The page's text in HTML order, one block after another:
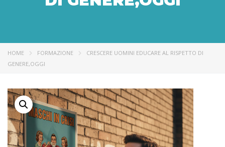
HOME FORMAZIONE
CRESCERE UOMINI EDUCARE AL RISPETTO DI
GENERE,OGGI